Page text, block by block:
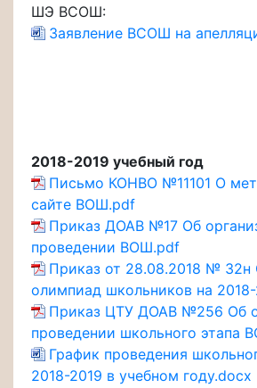
ШЭ ВСОШ:
Заявление ВСОШ на
2018-2019 учебный год
Письмо КОНВО №11101 О
сайте ВОШ.pdf
Приказ ДОАВ №17 Об
проведении ВОШ.pdf
Приказ от 28.08.2018 № 32н
олимпиад школьников на
Приказ ЦТУ ДОАВ №256 Об
проведении школьного этапа
График проведения
2018-2019 в учебном году.docx